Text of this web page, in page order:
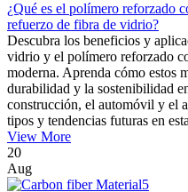
¿Qué es el polímero reforzado
refuerzo de fibra de vidrio?
Descubra los beneficios y
vidrio y el polímero reforzado
moderna. Aprenda cómo estos
durabilidad y la sostenibilidad
construcción, el automóvil y el
tipos y tendencias futuras en
View More
20
Aug